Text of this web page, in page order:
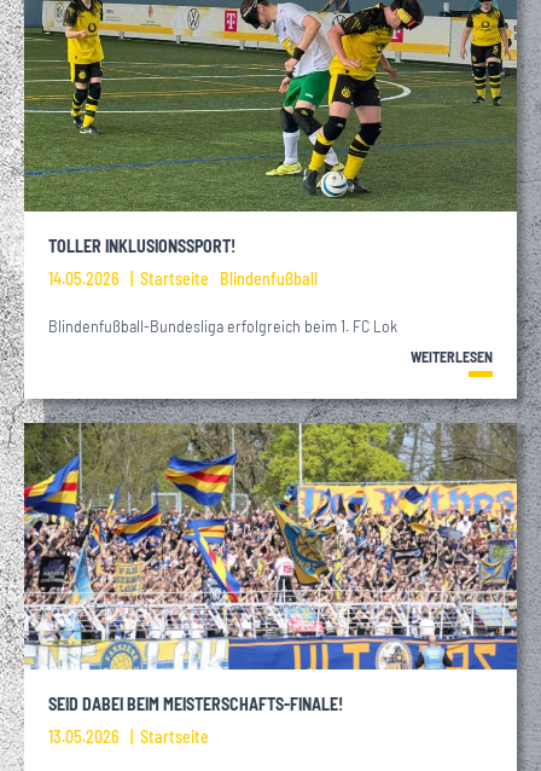
TOLLER INKLUSIONSSPORT!
14.05.2026
Startseite Blindenfußball
Blindenfußball-Bundesliga erfolgreich beim 1. FC Lok
WEITERLESEN
SEID DABEI BEIM MEISTERSCHAFTS-FINALE!
13.05.2026
Startseite